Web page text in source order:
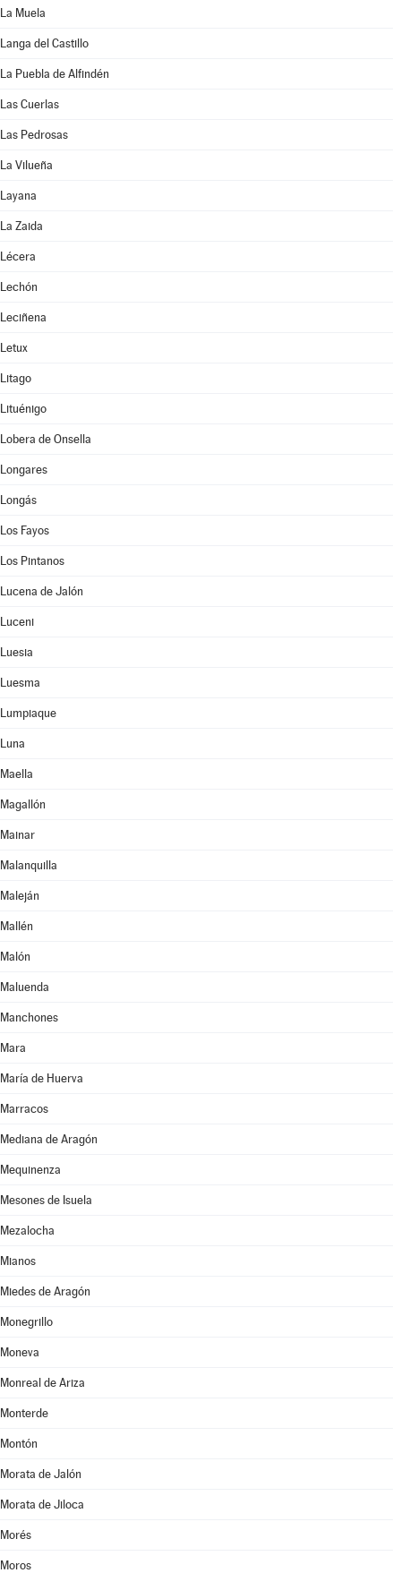
La Muela
Langa del Castillo
La Puebla de Alfindén
Las Cuerlas
Las Pedrosas
La Vilueña
Layana
La Zaida
Lécera
Lechón
Leciñena
Letux
Litago
Lituénigo
Lobera de Onsella
Longares
Longás
Los Fayos
Los Pintanos
Lucena de Jalón
Luceni
Luesia
Luesma
Lumpiaque
Luna
Maella
Magallón
Mainar
Malanquilla
Maleján
Mallén
Malón
Maluenda
Manchones
Mara
María de Huerva
Marracos
Mediana de Aragón
Mequinenza
Mesones de Isuela
Mezalocha
Mianos
Miedes de Aragón
Monegrillo
Moneva
Monreal de Ariza
Monterde
Montón
Morata de Jalón
Morata de Jiloca
Morés
Moros